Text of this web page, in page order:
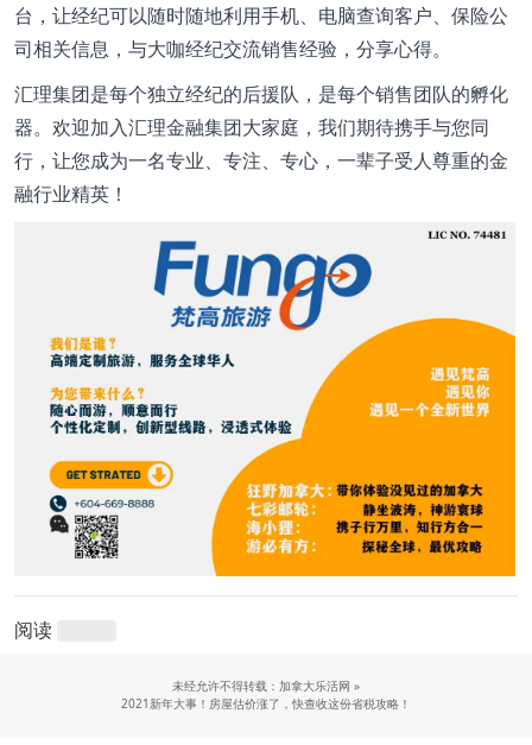
台，让经纪可以随时随地利用手机、电脑查询客户、保险公
司相关信息，与大咖经纪交流销售经验，分享心得。
汇理集团是每个独立经纪的后援队，是每个销售团队的孵化
器。欢迎加入汇理金融集团大家庭，我们期待携手与您同
行，让您成为一名专业、专注、专心，一辈子受人尊重的金
融行业精英！
阅读
未经允许不得转载：加拿大乐活网 »
2021新年大事！房屋估价涨了，快查收这份省税攻略！